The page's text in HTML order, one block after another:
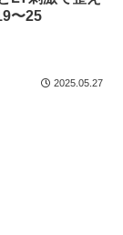
〜25
2025.05.27